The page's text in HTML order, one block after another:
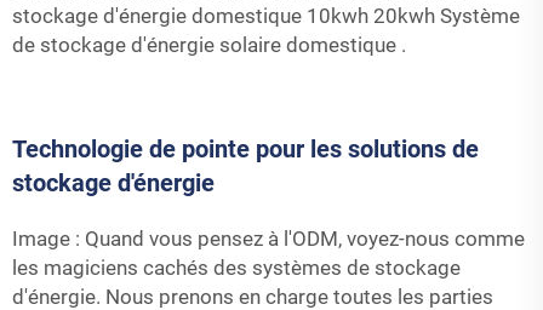
stockage d'énergie domestique 10kwh 20kwh Système
de stockage d'énergie solaire domestique .
Technologie de pointe pour les solutions de
stockage d'énergie
Image : Quand vous pensez à l'ODM, voyez-nous comme
les magiciens cachés des systèmes de stockage
d'énergie. Nous prenons en charge toutes les parties